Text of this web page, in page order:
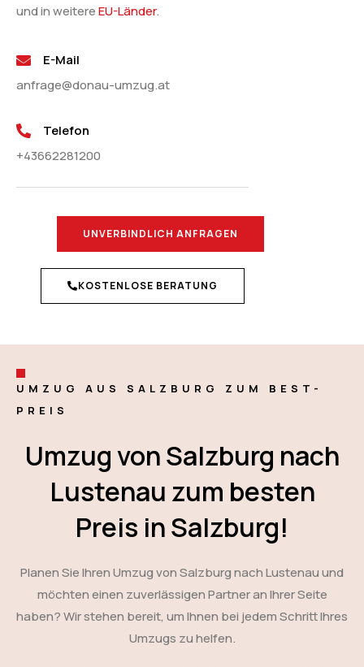
und in weitereEU-Länder.
E-Mail
anfrage@donau-umzug.at
Telefon
+43662281200
UNVERBINDLICH ANFRAGEN
KOSTENLOSE BERATUNG
UMZUG AUS SALZBURG ZUM BEST-
PREIS
Umzug von Salzburg nach
Lustenau zum besten
Preis in Salzburg!
Planen Sie Ihren Umzug von Salzburg nach Lustenau und
möchten einen zuverlässigen Partner an Ihrer Seite
haben? Wir stehen bereit, um Ihnen bei jedem Schritt Ihres
Umzugs zu helfen.